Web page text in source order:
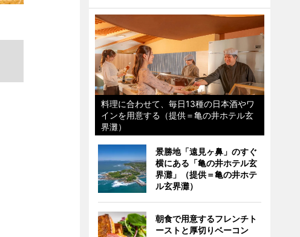
料理に合わせて、毎日13種の日本酒やワ
インを用意する（提供＝亀の井ホテル玄
界灘）
景勝地「遠見ヶ鼻」のすぐ
横にある「亀の井ホテル玄
界灘」（提供＝亀の井ホテ
ル玄界灘）
朝食で用意するフレンチト
ーストと厚切りベーコン